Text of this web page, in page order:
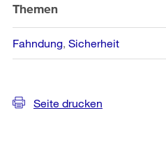
Themen
Fahndung Sicherheit
Seite drucken